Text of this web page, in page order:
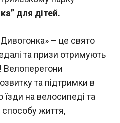
для дітей.
– це свято
та призи отримують
Велоперегони
та підтримки в
їзди на велосипеді та
життя,